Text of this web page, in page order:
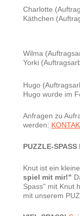
Charlotte
Käthchen
Wilma
Yorki
Hugo
Hugo wurde im
Anfragen zu
werden:
PUZZLE-SPASS
Knut ist ein
spiel mit mir!"
Spass" mit Knut
mit unserem